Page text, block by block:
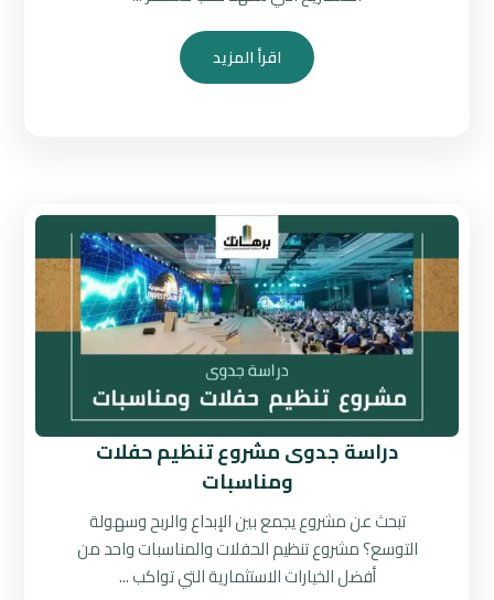
اقرأ المزيد
دراسة جدوى مشروع تنظيم حفلات
ومناسبات
تبحث عن مشروع يجمع بين الإبداع والربح وسهولة
التوسع؟ مشروع تنظيم الحفلات والمناسبات واحد من
أفضل الخيارات الاستثمارية التي تواكب ...